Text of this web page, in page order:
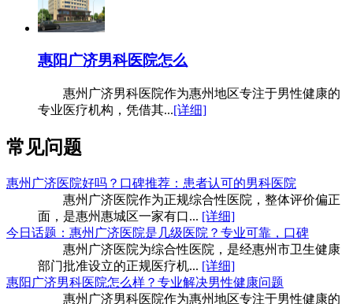
惠阳广济男科医院怎么
惠州广济男科医院作为惠州地区专注于男性健康的
专业医疗机构，凭借其...[详细]
常见问题
惠州广济医院好吗？口碑推荐：患者认可的男科医院
惠州广济医院作为正规综合性医院，整体评价偏正
面，是惠州惠城区一家有口... [详细]
今日话题：惠州广济医院是几级医院？专业可靠，口碑
惠州广济医院为综合性医院，是经惠州市卫生健康
部门批准设立的正规医疗机... [详细]
惠阳广济男科医院怎么样？专业解决男性健康问题
惠州广济男科医院作为惠州地区专注于男性健康的